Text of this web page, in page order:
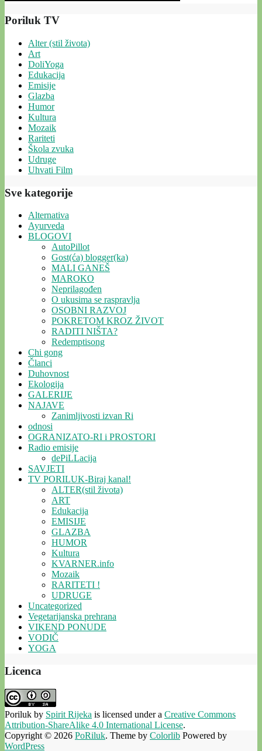
Poriluk TV
Alter (stil života)
Art
DoliYoga
Edukacija
Emisije
Glazba
Humor
Kultura
Mozaik
Rariteti
Škola zvuka
Udruge
Uhvati Film
Sve kategorije
Alternativa
Ayurveda
BLOGOVI
AutoPillot
Gost(ća) blogger(ka)
MALI GANEŠ
MAROKO
Neprilagođen
O ukusima se raspravlja
OSOBNI RAZVOJ
POKRETOM KROZ ŽIVOT
RADITI NIŠTA?
Redemptisong
Chi gong
Članci
Duhovnost
Ekologija
GALERIJE
NAJAVE
Zanimljivosti izvan Ri
odnosi
OGRANIZATO-RI i PROSTORI
Radio emisije
dePiLLacija
SAVJETI
TV PORILUK-Biraj kanal!
ALTER(stil života)
ART
Edukacija
EMISIJE
GLAZBA
HUMOR
Kultura
KVARNER.info
Mozaik
RARITETI !
UDRUGE
Uncategorized
Vegetarijanska prehrana
VIKEND PONUDE
VODIČ
YOGA
Licenca
Poriluk by Spirit Rijeka is licensed under a Creative Commons
Attribution-ShareAlike 4.0 International License.
Copyright © 2026 PoRiluk. Theme by Colorlib Powered by
WordPress